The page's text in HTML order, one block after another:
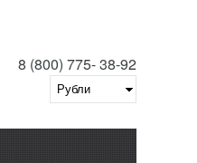
8 (800) 775- 38-92